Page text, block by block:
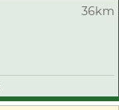
36km